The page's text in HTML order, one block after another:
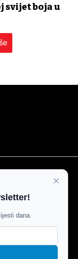
svijet boja u
×
dana.